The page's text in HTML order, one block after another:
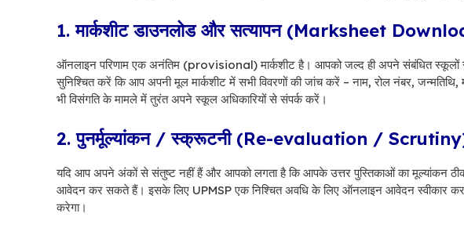
1. मार्कशीट डाउनलोड और सत्यापन (Marksheet
ऑनलाइन परिणाम एक अनंतिम (provisional) मार्कशीट है। आपको जल्द ही अपने संबंधित स्कूलों से
सुनिश्चित करें कि आप अपनी मूल मार्कशीट में सभी विवरणों की जांच करें – नाम, रोल नंबर,
भी विसंगति के मामले में तुरंत अपने स्कूल अधिकारियों से संपर्क करें।
2. पुनर्मूल्यांकन / स्क्रूटनी (Re-evaluation /
यदि आप अपने अंकों से संतुष्ट नहीं हैं और आपको लगता है कि आपके उत्तर पुस्तिकाओं का मूल्यांकन
आवेदन कर सकते हैं। इसके लिए UPMSP एक निश्चित अवधि के लिए ऑनलाइन आवेदन स्वीकार
करेगा।